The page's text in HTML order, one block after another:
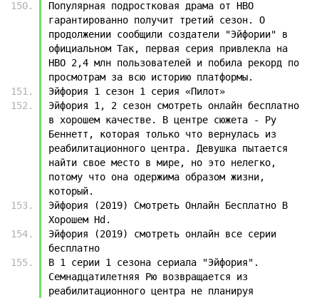
Популярная подростковая драма от HBO
гарантированно получит третий сезон. О
продолжении сообщили создатели "Эйфории" в
официальном Так, первая серия привлекла на
HBO 2,4 млн пользователей и побила рекорд по
просмотрам за всю историю платформы.
Эйфория 1 сезон 1 серия «Пилот»
Эйфория 1, 2 сезон смотреть онлайн бесплатно
в хорошем качестве. В центре сюжета - Ру
Беннетт, которая только что вернулась из
реабилитационного центра. Девушка пытается
найти свое место в мире, но это нелегко,
потому что она одержима образом жизни,
который.
Эйфория (2019) Смотреть Онлайн Бесплатно В
Хорошем Hd.
Эйфория (2019) смотреть онлайн все серии
бесплатно
В 1 серии 1 сезона сериала "Эйфория".
Семнадцатилетняя Рю возвращается из
реабилитационного центра не планируя